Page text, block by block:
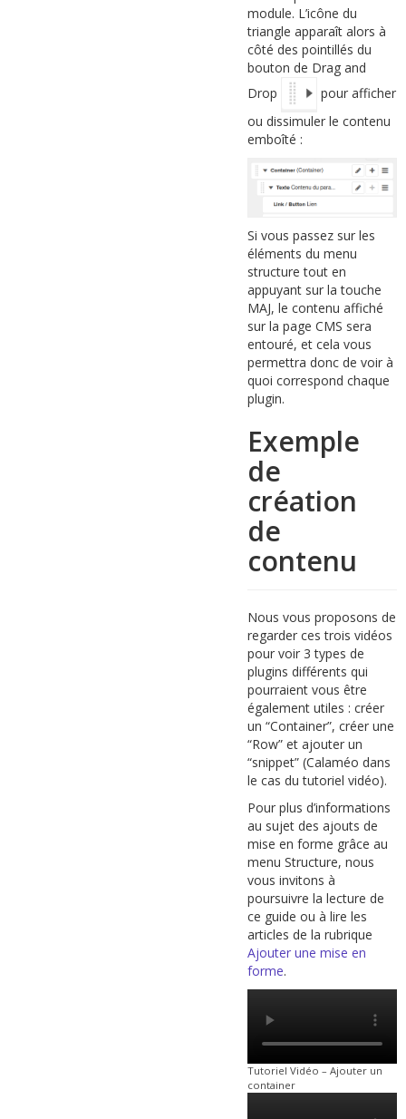
module. L’icône du
triangle apparaît alors à
côté des pointillés du
bouton de Drag and
Drop
pour afficher
ou dissimuler le contenu
emboîté :
Si vous passez sur les
éléments du menu
structure tout en
appuyant sur la touche
MAJ, le contenu affiché
sur la page CMS sera
entouré, et cela vous
permettra donc de voir à
quoi correspond chaque
plugin.
Exemple
de
création
de
contenu
Nous vous proposons de
regarder ces trois vidéos
pour voir 3 types de
plugins différents qui
pourraient vous être
également utiles : créer
un “Container”, créer une
“Row” et ajouter un
“snippet” (Calaméo dans
le cas du tutoriel vidéo).
Pour plus d’informations
au sujet des ajouts de
mise en forme grâce au
menu Structure, nous
vous invitons à
poursuivre la lecture de
ce guide ou à lire les
articles de la rubrique
Ajouter une mise en
forme.
Tutoriel Vidéo – Ajouter un
container